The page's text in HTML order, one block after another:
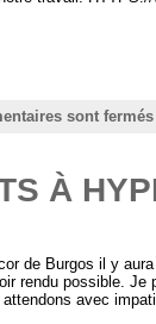
sont fermés
À
de Burgos il y
rendu possible.
avec